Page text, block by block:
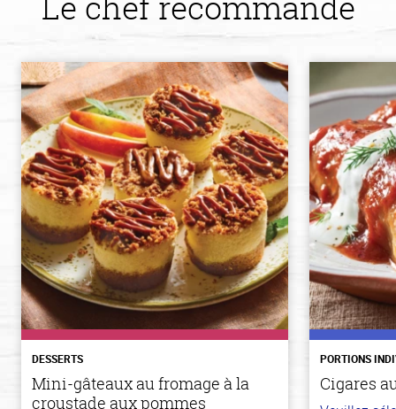
DESSERTS
Mini-gâteaux au fromage à la
croustade aux pommes
PORTIONS
Cigares